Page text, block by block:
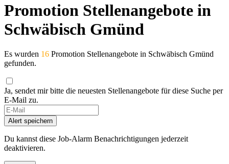
Promotion Stellenangebote in
Schwäbisch Gmünd
Es wurden 16 Promotion Stellenangebote in Schwäbisch Gmünd
gefunden.
Ja, sendet mir bitte die neuesten Stellenangebote für diese Suche per
E-Mail zu.
If
you
are
a
human,
Alert speichern
Du kannst diese Job-Alarm Benachrichtigungen jederzeit
deaktivieren.